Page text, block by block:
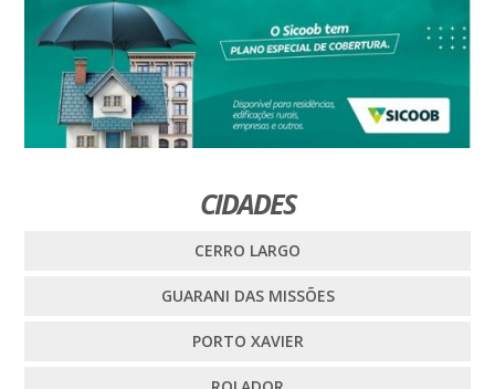
CIDADES
CERRO LARGO
GUARANI DAS MISSÕES
PORTO XAVIER